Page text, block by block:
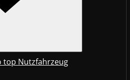
top Nutzfahrzeug